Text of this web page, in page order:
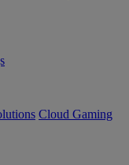
Cloud Gaming